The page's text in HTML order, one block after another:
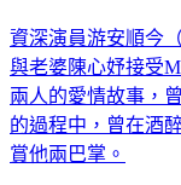
資深演員游安順今
與老婆陳心妤接受
兩人的愛情故事，
的過程中，曾在酒
賞他兩巴掌。